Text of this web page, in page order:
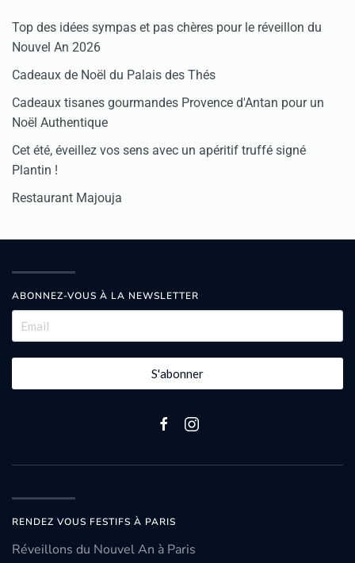
Top des idées sympas et pas chères pour le réveillon du
Nouvel An 2026
Cadeaux de Noël du Palais des Thés
Cadeaux tisanes gourmandes Provence d'Antan pour un
Noël Authentique
Cet été, éveillez vos sens avec un apéritif truffé signé
Plantin !
Restaurant Majouja
ABONNEZ-VOUS À LA NEWSLETTER
S'abonner
RENDEZ VOUS FESTIFS À PARIS
Réveillons du Nouvel An à Paris